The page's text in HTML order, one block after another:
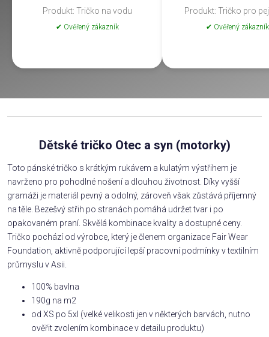
Produkt: Tričko na vodu
✔ Ověřený zákazník
Produkt: Tričko pro
✔ Ověřený zákazník
Dětské tričko Otec a syn (motorky)
Toto pánské tričko s krátkým rukávem a kulatým výstřihem je
navrženo pro pohodlné nošení a dlouhou životnost. Díky vyšší
gramáži je materiál pevný a odolný, zároveň však zůstává příjemný
na těle. Bezešvý střih po stranách pomáhá udržet tvar i po
opakovaném praní. Skvělá kombinace kvality a dostupné ceny.
Tričko pochází od výrobce, který je členem organizace Fair Wear
Foundation, aktivně podporující lepší pracovní podmínky v textilním
průmyslu v Asii.
100% bavlna
190g na m2
od XS po 5xl (velké velikosti jen v některých barvách, nutno
ověřit zvolením kombinace v detailu produktu)